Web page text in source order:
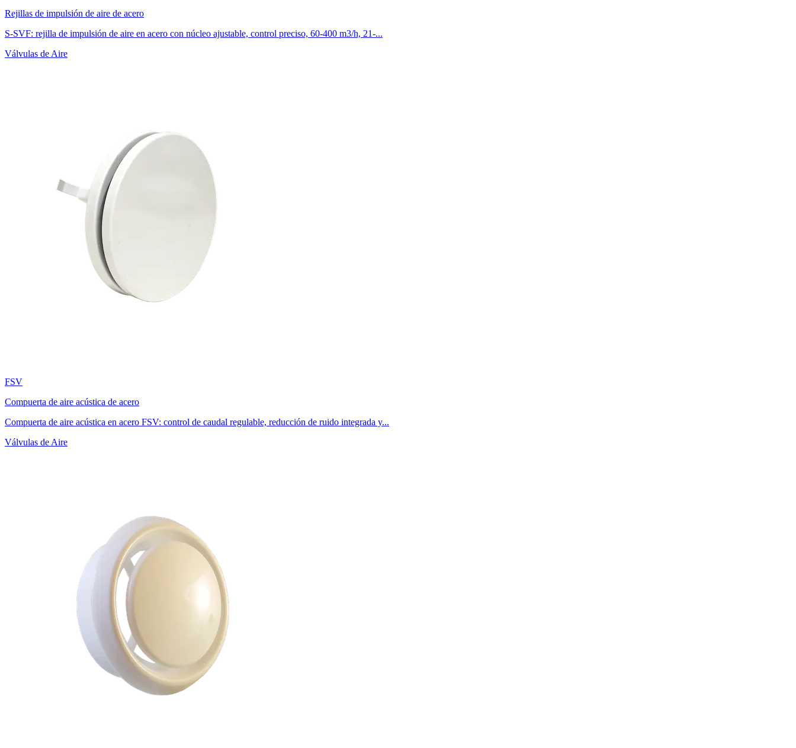
Rejillas de impulsión de aire de acero
S-SVF: rejilla de impulsión de aire en acero con núcleo ajustable, control preciso, 60-400 m3/h, 21-...
Válvulas de Aire
FSV
Compuerta de aire acústica de acero
Compuerta de aire acústica en acero FSV: control de caudal regulable, reducción de ruido integrada y...
Válvulas de Aire